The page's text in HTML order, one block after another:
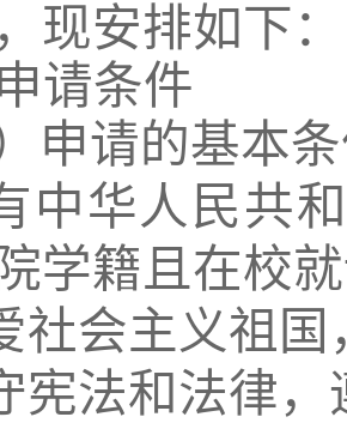
现安排如下：
请条件
申请的基本
中华人民共
学籍且在校
社会主义祖
宪法和法律